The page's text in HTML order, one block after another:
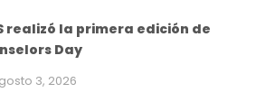
realizó la primera edición de
Day
3, 2026